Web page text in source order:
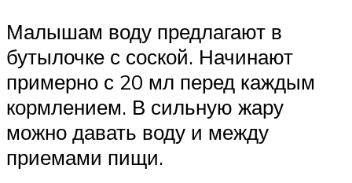
Малышам воду предлагают в
бутылочке с соской. Начинают
примерно с 20 мл перед каждым
кормлением. В сильную жару
можно давать воду и между
приемами пищи.